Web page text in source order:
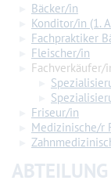
Bäcker/in
Konditor/in (1.
Fachpraktiker
Fleischer/in
Friseur/in
Medizinische/r